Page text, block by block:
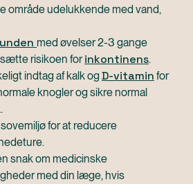
område udelukkende med vand,
med øvelser 2-3 gange
risikoen forinkontinens.
indtag af kalk og D-vitamin for
knogler og sikre normal
for at reducere
snak om medicinske
med din læge, hvis